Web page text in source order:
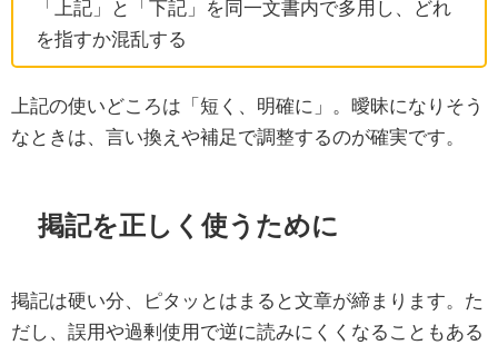
「上記」と「下記」を同一文書内で多用し、どれ
を指すか混乱する
上記の使いどころは「短く、明確に」。曖昧になりそう
なときは、言い換えや補足で調整するのが確実です。
掲記を正しく使うために
掲記は硬い分、ピタッとはまると文章が締まります。た
だし、誤用や過剰使用で逆に読みにくくなることもある